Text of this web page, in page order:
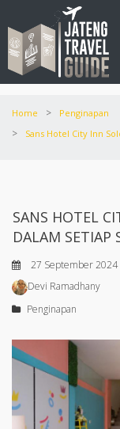
Home > Penginapan
> Sans Hotel City Inn
SANS HOTEL
DALAM SETIAP
27 September 2024
Devi Ramadhany
Penginapan